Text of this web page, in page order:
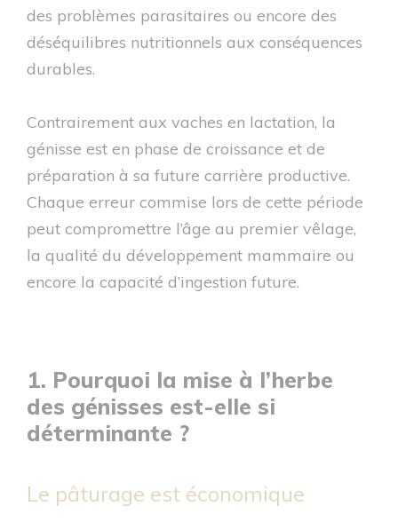
des problèmes parasitaires ou encore des
déséquilibres nutritionnels aux conséquences
durables.
Contrairement aux vaches en lactation, la
génisse est en phase de croissance et de
préparation à sa future carrière productive.
Chaque erreur commise lors de cette période
peut compromettre l’âge au premier vêlage,
la qualité du développement mammaire ou
encore la capacité d’ingestion future.
1. Pourquoi la mise à l’herbe
des génisses est-elle si
déterminante ?
Le pâturage est économique